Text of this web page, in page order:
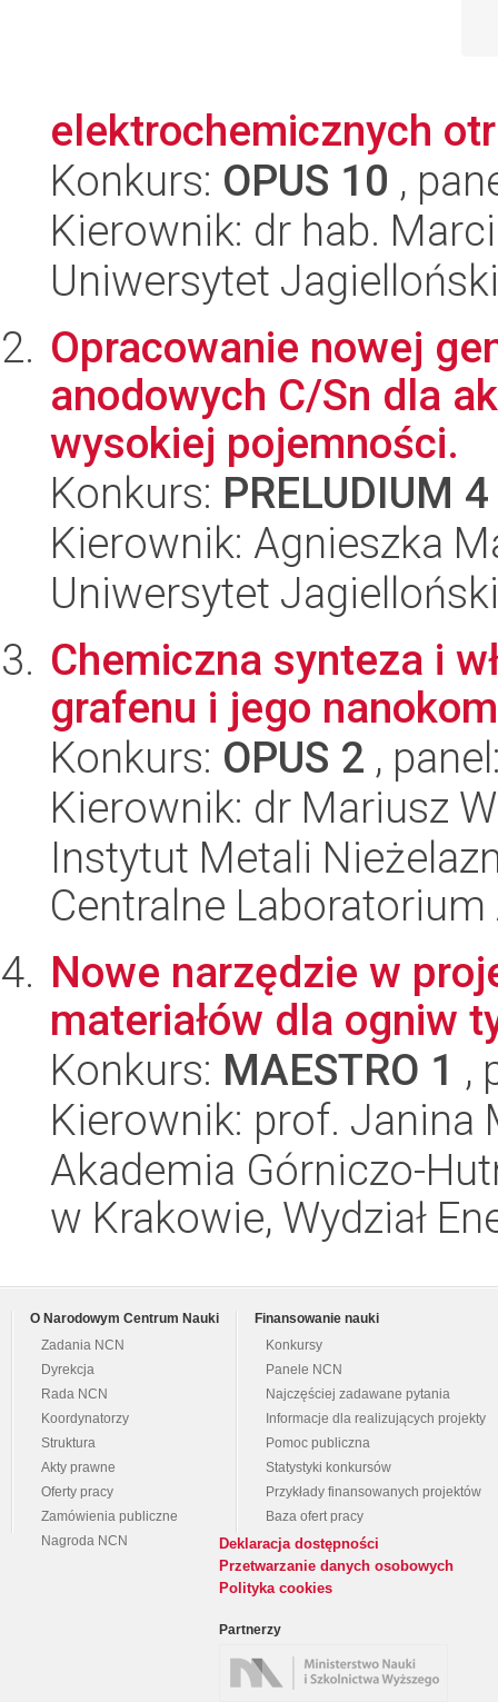
elektrochemicznych
Konkurs: OPUS 10 ,
Kierownik: dr hab.
Uniwersytet
Opracowanie nowej
anodowych C/Sn dla
wysokiej pojemności.
Konkurs: PRELUDIUM 4
Kierownik: Agnieszka
Uniwersytet
Chemiczna synteza i
grafenu i jego
Konkurs: OPUS 2 ,
Kierownik: dr Mariusz
Instytut Metali
Centralne
Nowe narzędzie w
materiałów dla ogniw
Konkurs: MAESTRO 1 ,
Kierownik: prof. Janina
Akademia Górniczo-
w Krakowie, Wydział
O Narodowym Centrum Nauki
Zadania NCN
Dyrekcja
Rada NCN
Koordynatorzy
Struktura
Akty prawne
Oferty pracy
Zamówienia publiczne
Nagroda NCN
Finansowanie nauki
Konkursy
Panele NCN
Najczęściej zadawane pytania
Informacje dla realizujących projekty
Pomoc publiczna
Statystyki konkursów
Przykłady finansowanych projektów
Baza ofert pracy
Deklaracja dostępności
Przetwarzanie danych osobowych
Polityka cookies
Partnerzy